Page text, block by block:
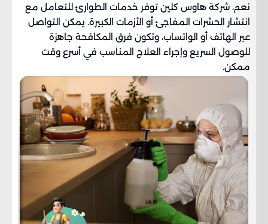
نعم، شركة هاوس كلين توفر خدمات الطوارئ للتعامل مع
انتشار الحشرات المفاجئ أو الأزمات الكبيرة. يمكن التواصل
عبر الهاتف أو الواتساب، وتكون فرق المكافحة جاهزة
للوصول السريع وإجراء العلاج المناسب في أسرع وقت
ممكن.